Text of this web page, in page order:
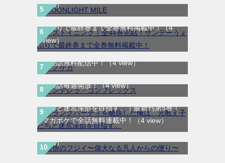
view）
ラストイニング｜全44巻完結！サンデーう
ぇぶりで最終巻まで全巻無料掲載中！（4
view）
テノゲカ｜最新刊第2巻！サンデーうぇぶり
で全話無料配信中！（4 view）
シンデレラ・コンプレックス｜マンガMeeで
無料話毎週開放！（4 view）
Ａランクパーティを離脱した俺は、元教え子
たちと迷宮深部を目指す。｜最新刊第5巻！
マガポケで全話無料連載中！
（4 view）
路傍のフジイ〜偉大なる凡人からの便り〜｜
全話無料で読める公式マンガアプリ（4
view）